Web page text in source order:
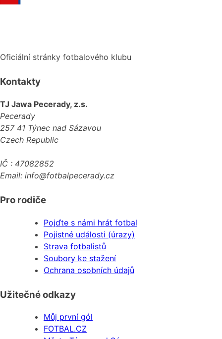
Oficiální stránky fotbalového klubu
Kontakty
TJ Jawa Pecerady, z.s.
Pecerady
257 41 Týnec nad Sázavou
Czech Republic
IČ : 47082852
Email: info@fotbalpecerady.cz
Pro rodiče
Pojďte s námi hrát fotbal
Pojistné události (úrazy)
Strava fotbalistů
Soubory ke stažení
Ochrana osobních údajů
Užitečné odkazy
Můj první gól
FOTBAL.CZ